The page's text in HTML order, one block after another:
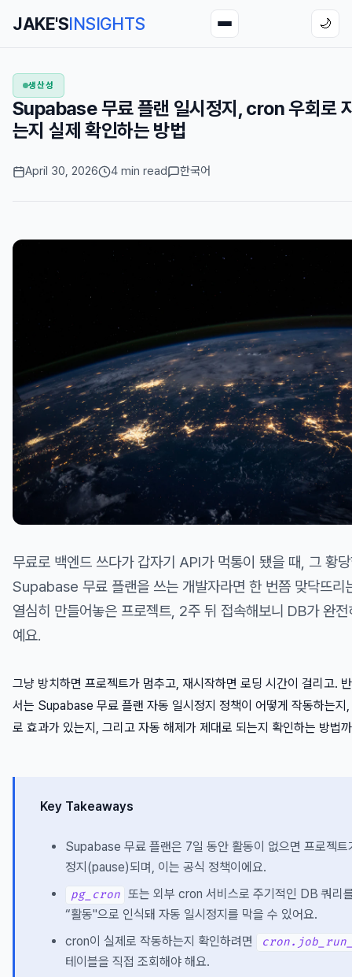
JAKE'SINSIGHTS 🌙
생산성
Supabase 무료 플랜 일시정지, cron 우회로
는지 실제 확인하는 방법
April 30, 2026 4 min read 한국어
무료로 백엔드 쓰다가 갑자기 API가 먹통이 됐을 때, 그 황
Supabase 무료 플랜을 쓰는 개발자라면 한 번쯤 맞닥뜨리
열심히 만들어놓은 프로젝트, 2주 뒤 접속해보니 DB가 완
예요.
그냥 방치하면 프로젝트가 멈추고, 재시작하면 로딩 시간이 걸리고.
서는 Supabase 무료 플랜 자동 일시정지 정책이 어떻게 작동하는
로 효과가 있는지, 그리고 자동 해제가 제대로 되는지 확인하는 방법
Key Takeaways
Supabase 무료 플랜은 7일 동안 활동이 없으면 프로젝트
정지(pause)되며, 이는 공식 정책이에요.
pg_cron
또는 외부 cron 서비스로 주기적인 DB 쿼리
“활동"으로 인식돼 자동 일시정지를 막을 수 있어요.
cron이 실제로 작동하는지 확인하려면
테이블을 직접 조회해야 해요.